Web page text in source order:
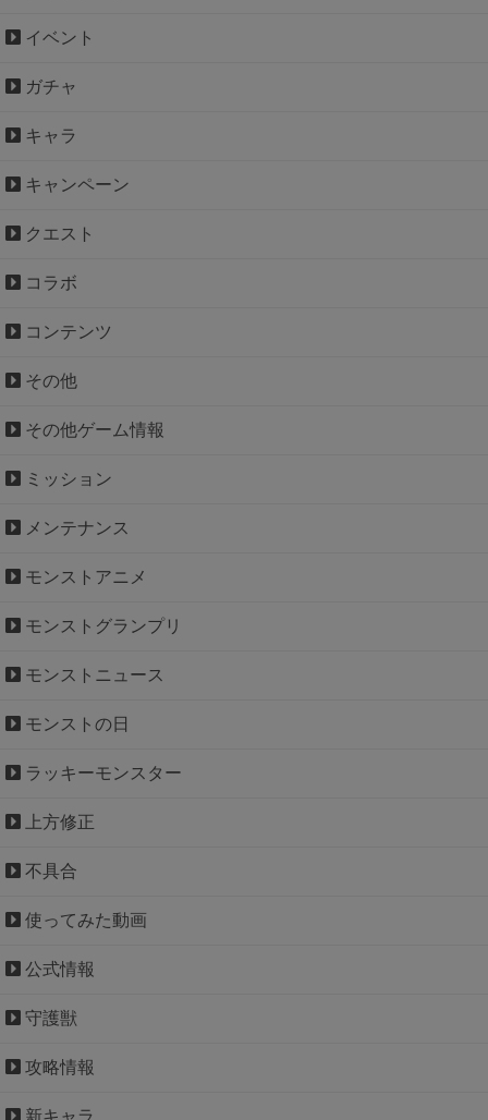
イベント
ガチャ
キャラ
キャンペーン
クエスト
コラボ
コンテンツ
その他
その他ゲーム情報
ミッション
メンテナンス
モンストアニメ
モンストグランプリ
モンストニュース
モンストの日
ラッキーモンスター
上方修正
不具合
使ってみた動画
公式情報
守護獣
攻略情報
新キャラ